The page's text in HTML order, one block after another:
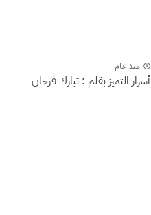
منذ عام
أسرار التميز بقلم : تبارك فرحان